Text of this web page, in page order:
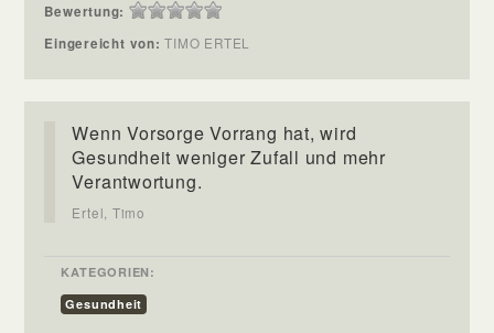
Bewertung:
Eingereicht von:TIMO ERTEL
Wenn Vorsorge Vorrang hat, wird
Gesundheit weniger Zufall und mehr
Verantwortung.
Ertel, Timo
KATEGORIEN:
Gesundheit